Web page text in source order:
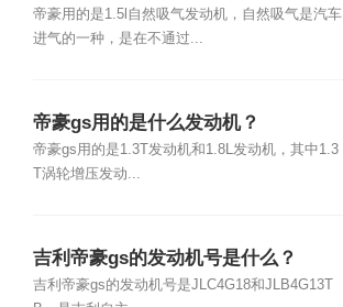
帝豪用的是1.5l自然吸气发动机，自然吸气是汽车
进气的一种，是在不通过...
帝豪gs用的是什么发动机？
帝豪gs用的是1.3T发动机和1.8L发动机，其中1.3
T涡轮增压发动...
吉利帝豪gs的发动机号是什么？
吉利帝豪gs的发动机号是JLC4G18和JLB4G13T